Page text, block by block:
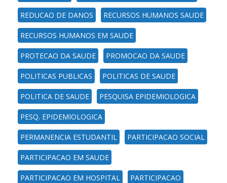
REDUCAO DE DANOS RECURSOS HUMANOS SAUDE
RECURSOS HUMANOS EM SAUDE
PROTECAO DA SAUDE PROMOCAO DA SAUDE
POLITICAS PUBLICAS POLITICAS DE SAUDE
POLITICA DE SAUDE PESQUISA EPIDEMIOLOGICA
PESQ. EPIDEMIOLOGICA
PERMANENCIA ESTUDANTIL PARTICIPACAO SOCIAL
PARTICIPACAO EM SAUDE
PARTICIPACAO EM HOSPITAL PARTICIPACAO